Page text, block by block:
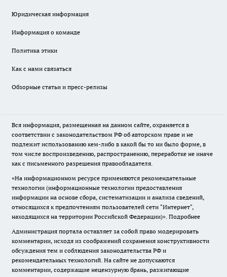
Юридическая информация
Информация о команде
Политика этики
Как с нами связаться
Обзорные статьи и пресс-релизы
Вся информация, размещенная на данном сайте, охраняется в
соответствии с законодательством РФ об авторском праве и не
подлежит использованию кем-либо в какой бы то ни было форме, в
том числе воспроизведению, распространению, переработке не иначе
как с письменного разрешения правообладателя.
«На информационном ресурсе применяются рекомендательные
технологии (информационные технологии предоставления
информации на основе сбора, систематизации и анализа сведений,
относящихся к предпочтениям пользователей сети "Интернет",
находящихся на территории Российской Федерации)». Подробнее
Администрация портала оставляет за собой право модерировать
комментарии, исходя из соображений сохранения конструктивности
обсуждения тем и соблюдения законодательства РФ и
рекомендательных технологий. На сайте не допускаются
комментарии, содержащие нецензурную брань, разжигающие